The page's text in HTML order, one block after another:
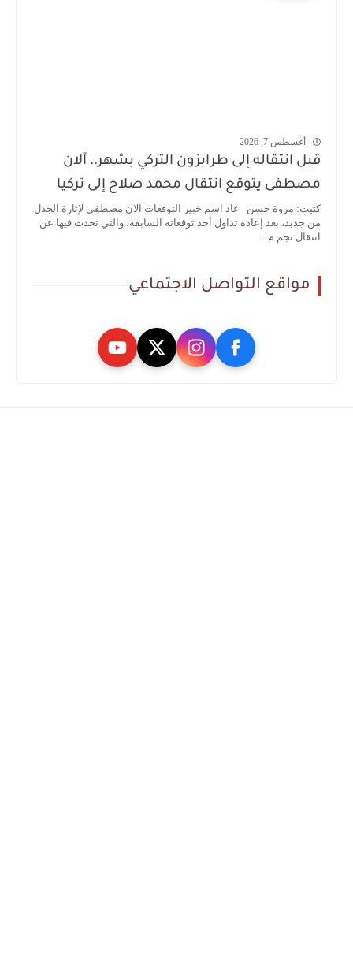
أغسطس 7, 2026
قبل انتقاله إلى طرابزون التركي بشهر.. آلان
مصطفى يتوقع انتقال محمد صلاح إلى تركيا
كتبت: مروة حسن عاد اسم خبير التوقعات آلان مصطفى لإثارة الجدل
من جديد، بعد إعادة تداول أحد توقعاته السابقة، والتي تحدث فيها عن
انتقال نجم م...
مواقع التواصل الاجتماعي